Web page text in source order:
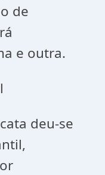
de
e outra.
deu-se